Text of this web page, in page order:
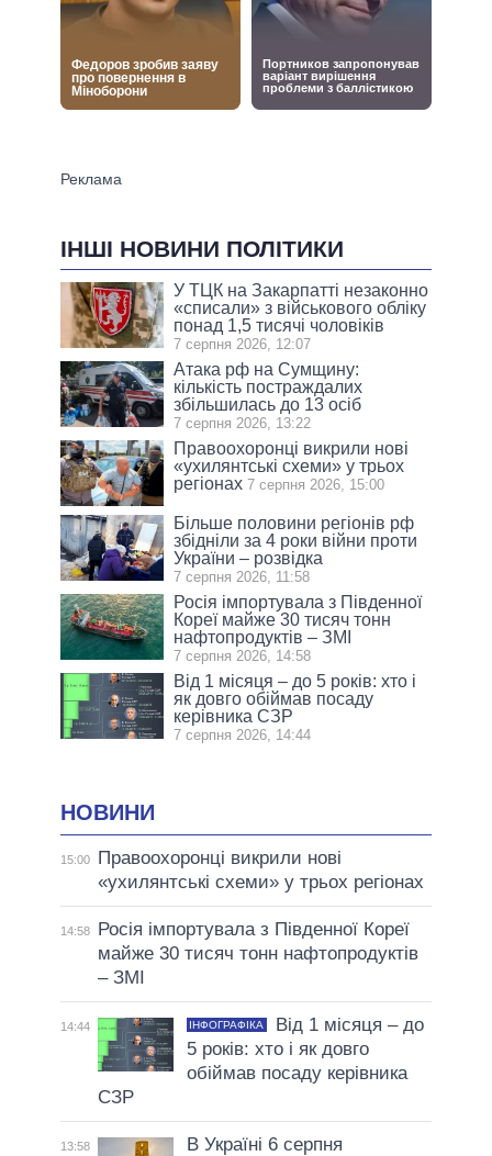
ІНШІ НОВИНИ ПОЛІТИКИ
У ТЦК на Закарпатті незаконно
«списали» з військового обліку
понад 1,5 тисячі чоловіків
7 серпня 2026, 12:07
Атака рф на Сумщину:
кількість постраждалих
збільшилась до 13 осіб
7 серпня 2026, 13:22
Правоохоронці викрили нові
«ухилянтські схеми» у трьох
регіонах 7 серпня 2026, 15:00
Більше половини регіонів рф
збідніли за 4 роки війни проти
України – розвідка
7 серпня 2026, 11:58
Росія імпортувала з Південної
Кореї майже 30 тисяч тонн
нафтопродуктів – ЗМІ
7 серпня 2026, 14:58
Від 1 місяця – до 5 років: хто і
як довго обіймав посаду
керівника СЗР
7 серпня 2026, 14:44
НОВИНИ
15:00
Правоохоронці викрили нові
«ухилянтські схеми» у трьох регіонах
14:58
Росія імпортувала з Південної Кореї
майже 30 тисяч тонн нафтопродуктів
– ЗМІ
14:44 ІНФОГРАФІКА
Від 1 місяця – до
5 років: хто і як довго
обіймав посаду керівника
СЗР
13:58
В Україні 6 серпня